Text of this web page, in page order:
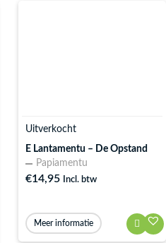
Uitverkocht
E Lantamentu – De Opstand
Papiamentu
€14,95 Incl. btw
Meer informatie